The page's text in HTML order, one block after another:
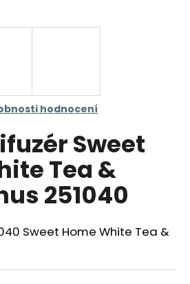
hodnocení
Sweet
Tea &
251040
Sweet Home White Tea &
HLEDAT